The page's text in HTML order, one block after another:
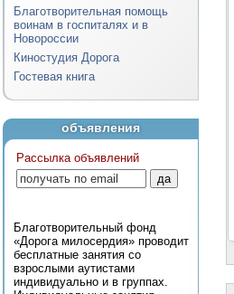
Благотворительная помощь
воинам в госпиталях и в
Новороссии
Киностудия Дорога
Гостевая книга
объявления
Рассылка объявлений
Благотворительный фонд
«Дорога милосердия» проводит
бесплатные занятия со
взрослыми аутистами
индивидуально и в группах.